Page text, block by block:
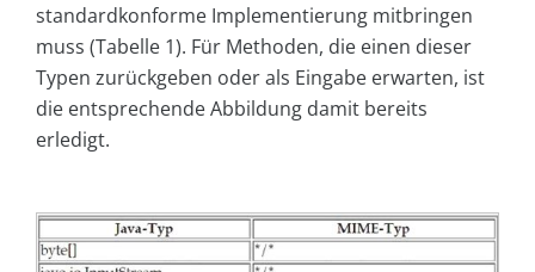
standardkonforme Implementierung mitbringen
muss (Tabelle 1). Für Methoden, die einen dieser
Typen zurückgeben oder als Eingabe erwarten, ist
die entsprechende Abbildung damit bereits
erledigt.